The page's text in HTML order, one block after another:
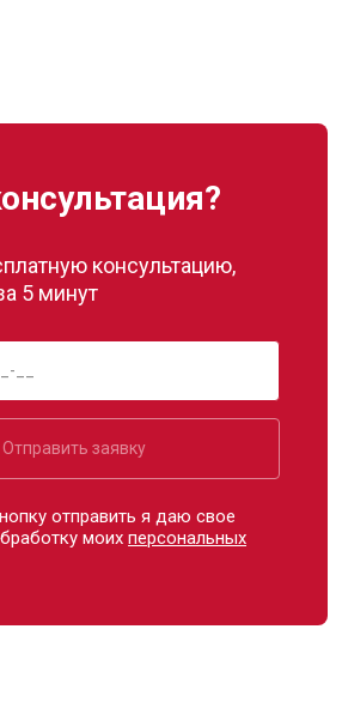
консультацию,
5 минут
Отправить заявку
отправить я даю свое
моихперсональных